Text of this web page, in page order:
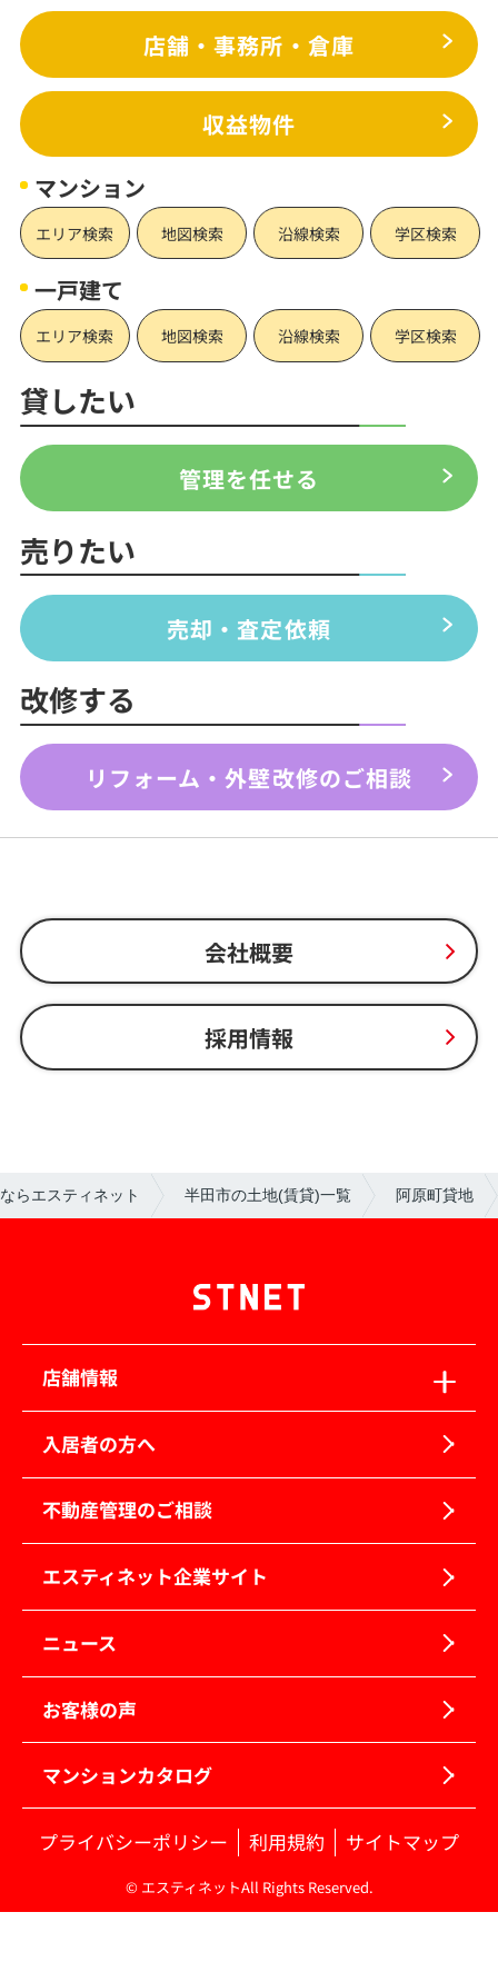
店舗・事務所・倉庫
収益物件
マンション
エリア検索 地図検索 沿線検索 学区検索
一戸建て
エリア検索 地図検索 沿線検索 学区検索
貸したい
管理を任せる
売りたい
売却・査定依頼
改修する
リフォーム・外壁改修のご相談
会社概要
採用情報
らエスティネット 半田市の土地(賃貸)一覧 阿原町貸地
店舗情報
入居者の方へ
不動産管理のご相談
エスティネット企業サイト
ニュース
お客様の声
マンションカタログ
プライバシーポリシー 利用規約 サイトマップ
© エスティネットAll Rights Reserved.